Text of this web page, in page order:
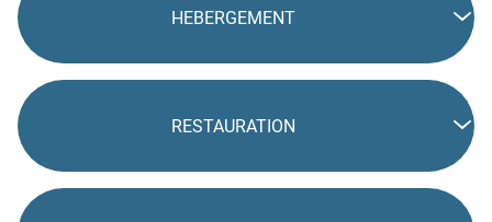
HEBERGEMENT
RESTAURATION